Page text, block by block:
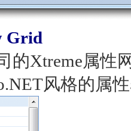
Grid
的Xtreme属性
风格的属